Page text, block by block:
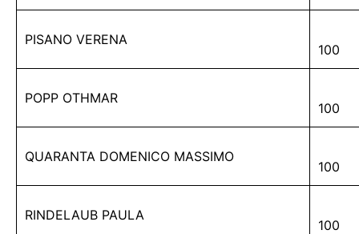
PISANO VERENA
100
POPP OTHMAR
100
QUARANTA DOMENICO MASSIMO
100
RINDELAUB PAULA
100